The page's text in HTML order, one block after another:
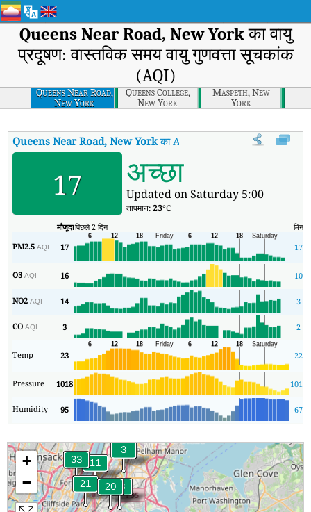
Queens Near Road, New Yorkका वायु
प्रदूषण: वास्तविक समय वायु गुणवत्ता सूचकांक
(AQI)
Queens Near Road,
New York
Queens College,
New York
Maspeth, New
York
Queens Near Road, New Yorkका AQI Queens Near Road, New
17 अच्छा
Updated on Saturday 5:00
तापमान:23°C
मौजूदापिछले 2 दिन मिन
PM2.5AQI 17 17
O3AQI 16 10
NO2AQI 14 3
COAQI 3 2
Temp 23 22
Pressure 1018 1017
Humidity 95 67
+
−